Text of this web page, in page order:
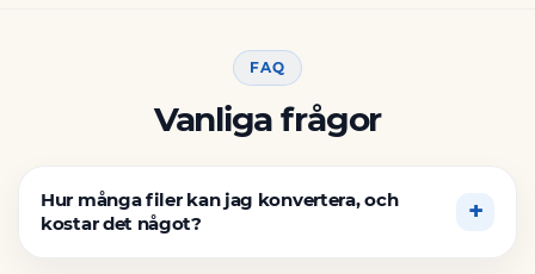
FAQ
Vanliga frågor
Hur många filer kan jag konvertera, och
kostar det något?